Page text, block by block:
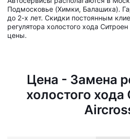
Подмосковье (Химки, Балашиха).
до 2-х лет. Скидки постоянным
регулятора холостого хода
цены.
Цена - Замена
холостого хода